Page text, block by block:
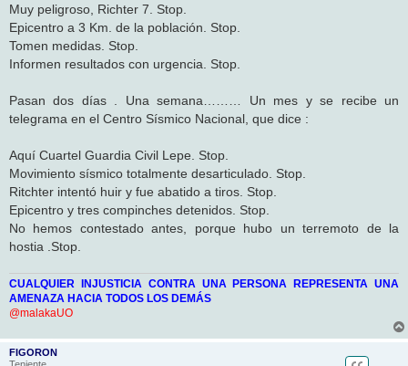
Muy peligroso, Richter 7. Stop.
Epicentro a 3 Km. de la población. Stop.
Tomen medidas. Stop.
Informen resultados con urgencia. Stop.
Pasan dos días . Una semana……… Un mes y se recibe un
telegrama en el Centro Sísmico Nacional, que dice :
Aquí Cuartel Guardia Civil Lepe. Stop.
Movimiento sísmico totalmente desarticulado. Stop.
Ritchter intentó huir y fue abatido a tiros. Stop.
Epicentro y tres compinches detenidos. Stop.
No hemos contestado antes, porque hubo un terremoto de la
hostia .Stop.
CUALQUIER INJUSTICIA CONTRA UNA PERSONA REPRESENTA UNA
AMENAZA HACIA TODOS LOS DEMÁS
@malakaUO
FIGORON
Teniente